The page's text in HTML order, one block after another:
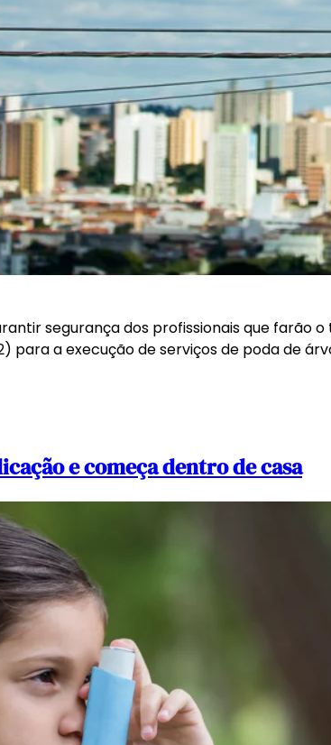
segurança dos profissionais que farão
a execução de serviços de poda de
e começa dentro de casa